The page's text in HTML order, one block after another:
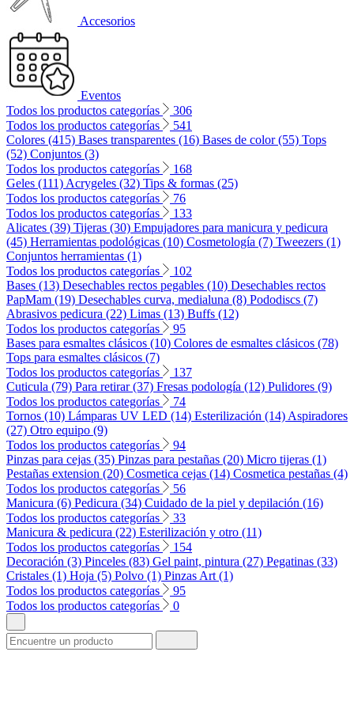
Accesorios
Eventos
Todos los productos categorías
306
Todos los productos categorías
541
Colores (415) Bases transparentes (16) Bases de color (55) Tops
(52) Conjuntos (3)
Todos los productos categorías
168
Geles (111) Acrygeles (32) Tips & formas (25)
Todos los productos categorías
76
Todos los productos categorías
133
Alicates (39) Tijeras (30) Empujadores para manicura y pedicura
(45) Herramientas podológicas (10) Cosmetología (7) Tweezers (1)
Conjuntos herramientas (1)
Todos los productos categorías
102
Bases (13) Desechables rectos pegables (10) Desechables rectos
PapMam (19) Desechables curva, medialuna (8) Pododiscs (7)
Abrasivos pedicura (22) Limas (13) Buffs (12)
Todos los productos categorías
95
Bases para esmaltes clásicos (10) Colores de esmaltes clásicos (78)
Tops para esmaltes clásicos (7)
Todos los productos categorías
137
Cuticula (79) Para retirar (37) Fresas podología (12) Pulidores (9)
Todos los productos categorías
74
Tornos (10) Lámparas UV LED (14) Esterilización (14) Aspiradores
(27) Otro equipo (9)
Todos los productos categorías
94
Pinzas para cejas (35) Pinzas para pestañas (20) Micro tijeras (1)
Pestañas extension (20) Cosmetica cejas (14) Cosmetica pestañas (4)
Todos los productos categorías
56
Manicura (6) Pedicura (34) Cuidado de la piel y depilación (16)
Todos los productos categorías
33
Manicura & pedicura (22) Esterilización y otro (11)
Todos los productos categorías
154
Decoración (3) Pinceles (83) Gel paint, pintura (27) Pegatinas (33)
Cristales (1) Hoja (5) Polvo (1) Pinzas Art (1)
Todos los productos categorías
95
Todos los productos categorías
0